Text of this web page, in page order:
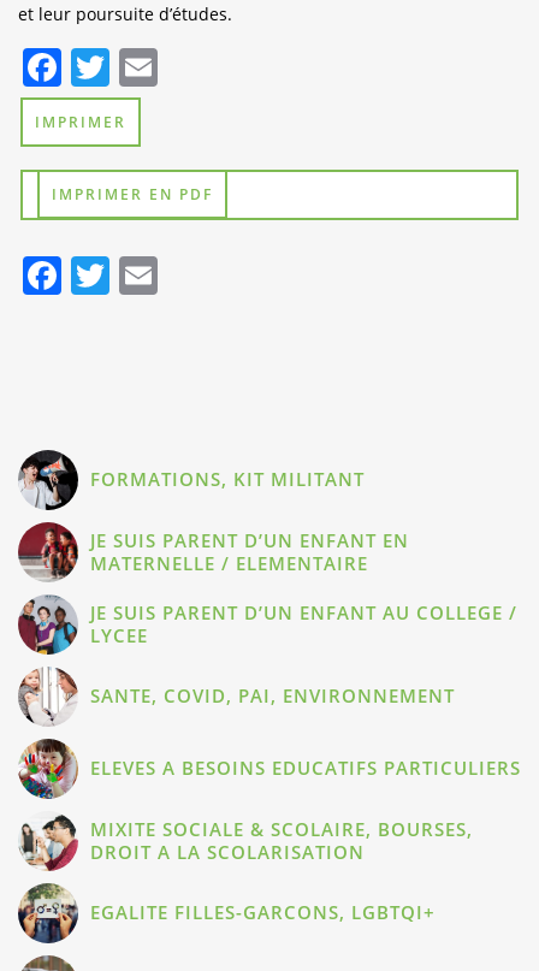
et leur poursuite d’études.
Facebook
Twitter
IMPRIMER
IMPRIMER EN PDF
Facebook
Twitter
FORMATIONS, KIT MILITANT
JE SUIS PARENT D’UN ENFANT EN
MATERNELLE / ELEMENTAIRE
JE SUIS PARENT D’UN ENFANT AU COLLEGE /
LYCEE
SANTE, COVID, PAI, ENVIRONNEMENT
ELEVES A BESOINS EDUCATIFS PARTICULIERS
MIXITE SOCIALE & SCOLAIRE, BOURSES,
DROIT A LA SCOLARISATION
EGALITE FILLES-GARCONS, LGBTQI+